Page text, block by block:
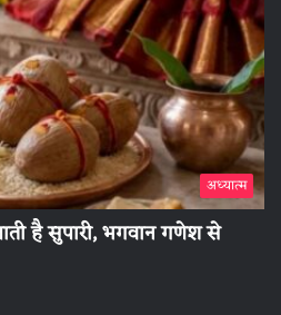
अध्यात्म
है सुपारी, भगवान गणेश से